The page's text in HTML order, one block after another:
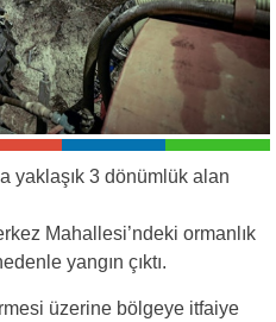
yaklaşık 3 dönümlük alan
Mahallesi’ndeki ormanlık
yangın çıktı.
üzerine bölgeye itfaiye